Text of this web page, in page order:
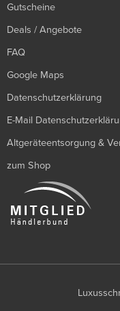
Gutscheine
Deals / Angebote
FAQ
Google Maps
Datenschutzerklärung
E-Mail
Altgeräteentsorgung &
zum Shop